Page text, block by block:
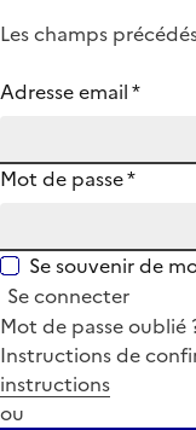
Les champs
Adresse email*
Mot de passe*
Se souvenir de
Se connecter
Mot de passe oublié
Instructions de
instructions
ou